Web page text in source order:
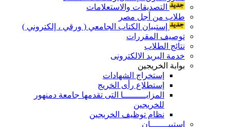
التصديقات والاستعلامات
طلاب من أجل مصر
إستبيان الكتاب الجامعي ( ورقي ، إلكتروني )
توصيف المقررات
نتائج الطلاب
خدمة البريد الالكترونى
بوابة الخريجين
إستخراج الشهادات
إستطلاع رأى الخريج
المزايـــــــــا التى تقدمها جامعة دمنهور
للخريجين
نظام توظيف الخريجين
إستبيـــــــان